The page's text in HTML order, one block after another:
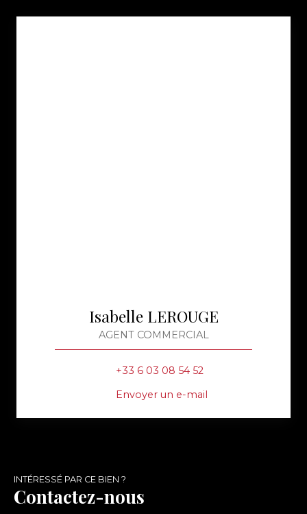
Isabelle LEROUGE
AGENT COMMERCIAL
+33 6 03 08 54 52
Envoyer un e-mail
INTÉRESSÉ PAR CE BIEN ?
Contactez-nous